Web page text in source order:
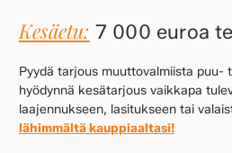
Kesäetu: 7 000 euroa
Pyydä tarjous muuttovalmiista puu-
hyödynnä kesätarjous vaikkapa
laajennukseen, lasitukseen tai
lähimmältä kauppiaaltasi!